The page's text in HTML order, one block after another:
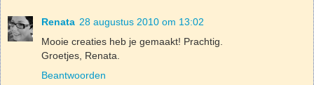
Renata 28 augustus 2010 om 13:02
Mooie creaties heb je gemaakt! Prachtig.
Groetjes, Renata.
Beantwoorden